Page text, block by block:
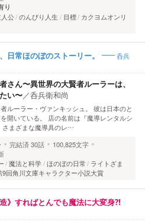
り
公 のんびり人生 目標 カクヨムオンリ
日常ほのぼのストーリー。
呑兵
さん〜異世界の大賢者ルーラーは、
い〜／呑兵衛和尚
ルーラー・ヴァンキッシュ。 彼は日本のと
開いている。 店の名前は『魔導レンタルシ
さまざまな魔導具のレ…
完結済30話
100,825文字
魔法と科学 ほのぼの日常
ライトざま
9回角川文庫キャラクター小説大賞
》すればとんでも魔法に大変身⁈